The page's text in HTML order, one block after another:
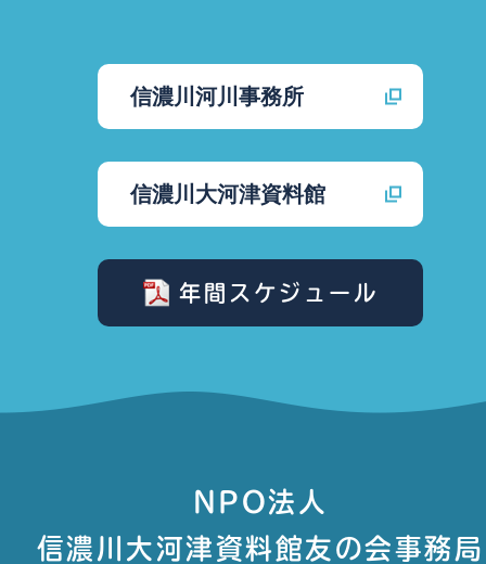
信濃川河川事務所
信濃川大河津資料館
年間スケジュール
NPO法人
信濃川大河津資料館友の会事務局